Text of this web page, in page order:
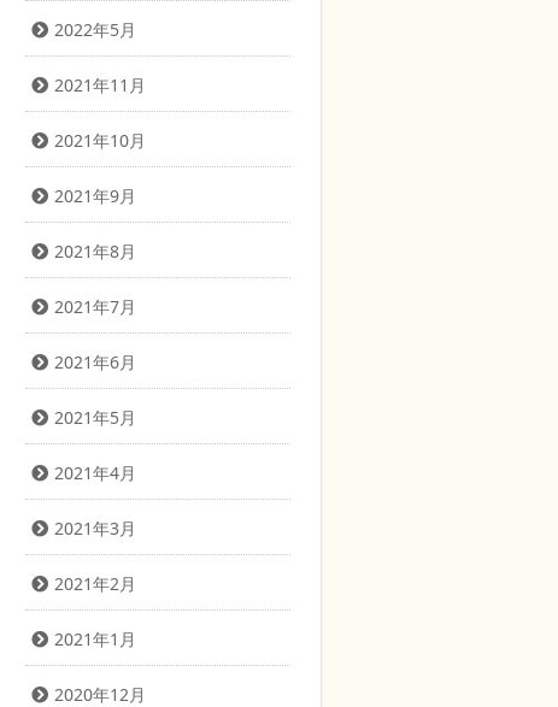
2022年5月
2021年11月
2021年10月
2021年9月
2021年8月
2021年7月
2021年6月
2021年5月
2021年4月
2021年3月
2021年2月
2021年1月
2020年12月